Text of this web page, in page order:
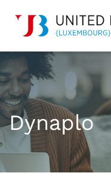
Dynaplo